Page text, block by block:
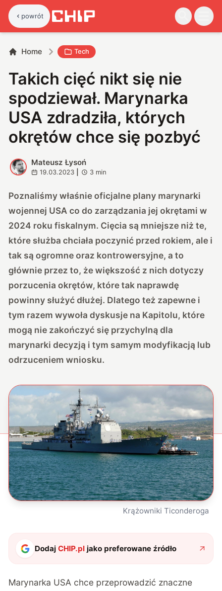
powrót
Home Tech
Takich cięć nikt się nie
spodziewał. Marynarka
USA zdradziła, których
okrętów chce się pozbyć
M
Mateusz Łysoń
19.03.2023 3 min
Poznaliśmy właśnie oficjalne plany marynarki
wojennej USA co do zarządzania jej okrętami w
2024 roku fiskalnym. Cięcia są mniejsze niż te,
które służba chciała poczynić przed rokiem, ale i
tak są ogromne oraz kontrowersyjne, a to
głównie przez to, że większość z nich dotyczy
porzucenia okrętów, które tak naprawdę
powinny służyć dłużej. Dlatego też zapewne i
tym razem wywoła dyskusje na Kapitolu, które
mogą nie zakończyć się przychylną dla
marynarki decyzją i tym samym modyfikacją lub
odrzuceniem wniosku.
Krążowniki Ticonderoga
DodajCHIP.pl jako preferowane źródło
Marynarka USA chce przeprowadzić znaczne